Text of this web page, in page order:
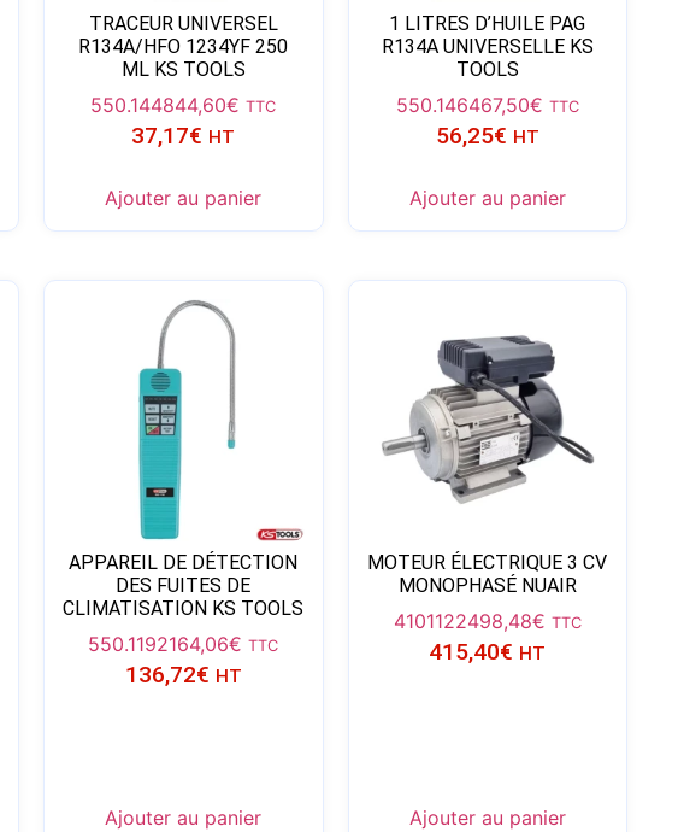
TRACEUR UNIVERSEL
R134A/HFO 1234YF 250
ML KS TOOLS
550.144844,60€ TTC
37,17€ HT
Ajouter au panier
1 LITRES D’HUILE PAG
R134A UNIVERSELLE KS
TOOLS
550.146467,50€ TTC
56,25€ HT
Ajouter au panier
APPAREIL DE DÉTECTION
DES FUITES DE
CLIMATISATION KS TOOLS
550.1192164,06€ TTC
136,72€ HT
Ajouter au panier
MOTEUR ÉLECTRIQUE 3 CV
MONOPHASÉ NUAIR
4101122498,48€ TTC
415,40€ HT
Ajouter au panier